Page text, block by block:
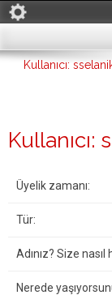
Kullanıcı:
Kullanıcı:
Üyelik zamanı:
Tür:
Adınız? Size
Nerede